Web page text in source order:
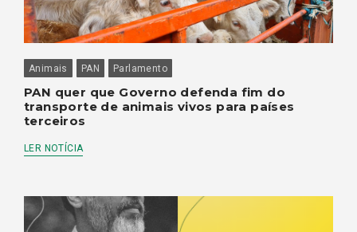
Animais PAN Parlamento
PAN quer que Governo defenda fim do
transporte de animais vivos para países
terceiros
LER NOTÍCIA